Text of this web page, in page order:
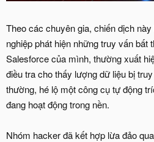
Theo các chuyên gia, chiến dịch
nghiệp phát hiện những truy vấn bất
Salesforce của mình, thường xuất
điều tra cho thấy lượng dữ liệu bị
thường, hé lộ một công cụ tự động
đang hoạt động trong nền.
Nhóm hacker đã kết hợp lừa đảo